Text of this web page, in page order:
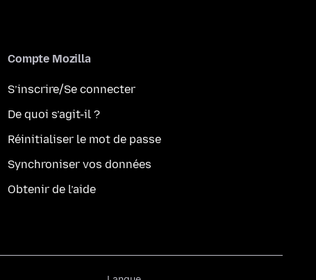
Compte Mozilla
S’inscrire/Se connecter
De quoi s’agit-il ?
Réinitialiser le mot de passe
Synchroniser vos données
Obtenir de l’aide